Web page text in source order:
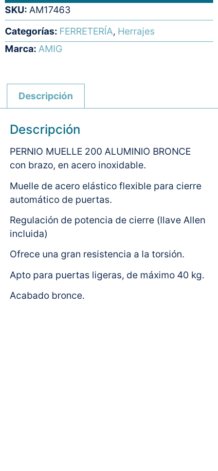
SKU: AM17463
Categorías: FERRETERÍA, Herrajes
Marca: AMIG
Descripción
Descripción
PERNIO MUELLE 200 ALUMINIO BRONCE
con brazo, en acero inoxidable.
Muelle de acero elástico flexible para cierre
automático de puertas.
Regulación de potencia de cierre (llave Allen
incluida)
Ofrece una gran resistencia a la torsión.
Apto para puertas ligeras, de máximo 40 kg.
Acabado bronce.